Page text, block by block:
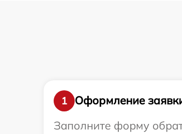
1
Оформление
Заполните форму